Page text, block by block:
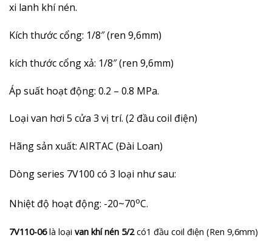
xi lanh khí nén.
Kích thước cổng: 1/8″ (ren 9,6mm)
kích thước cổng xả: 1/8″ (ren 9,6mm)
Áp suất hoạt động: 0.2 – 0.8 MPa.
Loại van hơi 5 cửa 3 vị trí. (2 đầu coil điện)
Hãng sản xuất: AIRTAC (Đài Loan)
Dòng series 7V100 có 3 loại như sau:
Nhiệt độ hoạt động: -20~70oC.
7V110-06là loại van khí nén 5/2có1 đầu coil điện (Ren 9,6mm)